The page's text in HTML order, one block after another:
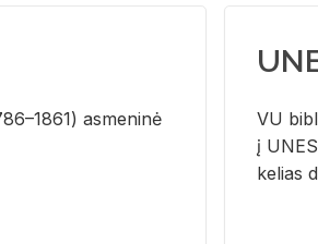
as­me­ni­nė
VU
į
kelias